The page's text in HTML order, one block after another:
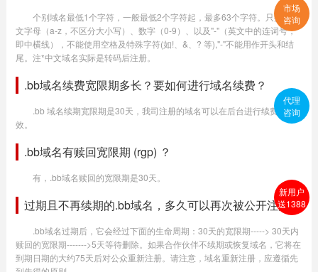
个别域名最低1个字符，一般最低2个字符起，最多63个字符。只提供英
文字母（a-z，不区分大小写）、数字（0-9）、以及"-"（英文中的连词号，
即中横线），不能使用空格及特殊字符(如!、&、? 等),"-"不能用作开头和结
尾。注*中文域名实际是转码后注册。
.bb域名续费宽限期多长？要如何进行域名续费？
.bb 域名续期宽限期是30天，我司注册的域名可以在后台进行续费生
效。
.bb域名有赎回宽限期 (rgp) ？
有，.bb域名赎回的宽限期是30天。
过期且不再续期的.bb域名，多久可以再次被公开注册？
.bb域名过期后，它会经过下面的生命周期：30天的宽限期-----> 30天内
赎回的宽限期------->5天等待删除。如果合作伙伴不续期或恢复域名，它将在
到期日期的大约75天后对公众重新注册。请注意，域名重新注册，应遵循先
市场
咨询
代理
咨询
新用户
送1388